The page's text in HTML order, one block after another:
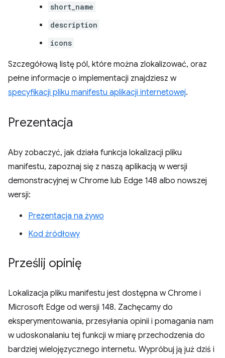
short_name
description
icons
Szczegółową listę pól, które można zlokalizować, oraz
pełne informacje o implementacji znajdziesz w
specyfikacji pliku manifestu aplikacji internetowej.
Prezentacja
Aby zobaczyć, jak działa funkcja lokalizacji pliku
manifestu, zapoznaj się z naszą aplikacją w wersji
demonstracyjnej w Chrome lub Edge 148 albo nowszej
wersji:
Prezentacja na żywo
Kod źródłowy
Prześlij opinię
Lokalizacja pliku manifestu jest dostępna w Chrome i
Microsoft Edge od wersji 148. Zachęcamy do
eksperymentowania, przesyłania opinii i pomagania nam
w udoskonalaniu tej funkcji w miarę przechodzenia do
bardziej wielojęzycznego internetu. Wypróbuj ją już dziś i